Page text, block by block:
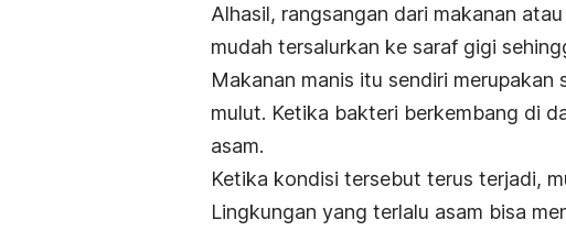
Alhasil, rangsangan dari makanan
mudah tersalurkan ke saraf gigi
Makanan manis itu sendiri
mulut. Ketika bakteri berkembang di
asam.
Ketika kondisi tersebut terus terjadi,
Lingkungan yang terlalu asam bisa